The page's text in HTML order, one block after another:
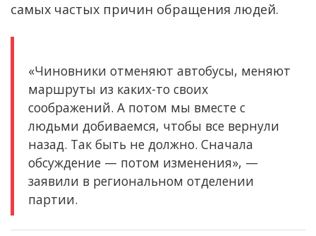
самых частых причин обращения людей.
«Чиновники отменяют автобусы, меняют
маршруты из каких-то своих
соображений. А потом мы вместе с
людьми добиваемся, чтобы все вернули
назад. Так быть не должно. Сначала
обсуждение — потом изменения», —
заявили в региональном отделении
партии.